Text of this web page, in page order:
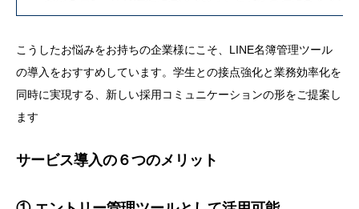
こうしたお悩みをお持ちの企業様にこそ、LINE名簿管理ツール
の導入をおすすめしています。学生との接点強化と業務効率化を
同時に実現する、新しい採用コミュニケーションの形をご提案し
ます
サービス導入の６つのメリット